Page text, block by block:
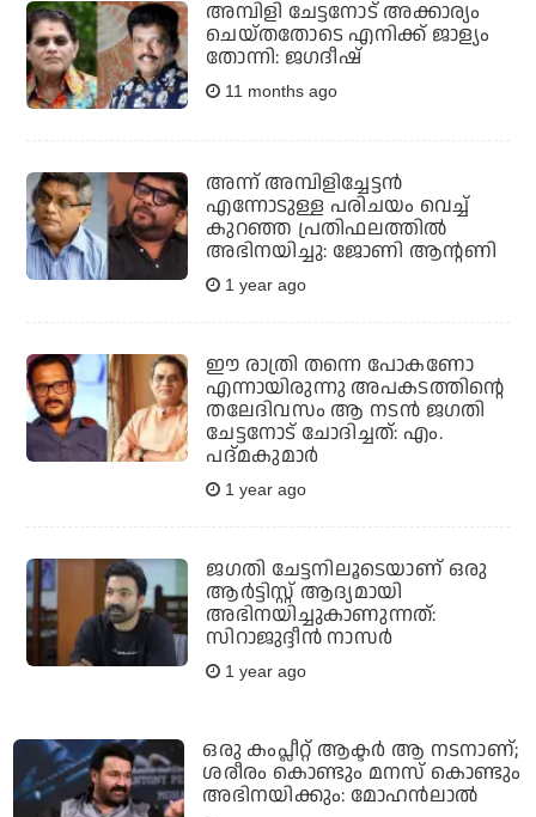
അമ്പിളി ചേട്ടനോട് അക്കാര്യം
ചെയ്തതോടെ എനിക്ക് ജാള്യം
തോന്നി: ജഗദീഷ്
11 months ago
അന്ന് അമ്പിളിച്ചേട്ടന്‍
എന്നോടുള്ള പരിചയം വെച്ച്
കുറഞ്ഞ പ്രതിഫലത്തില്‍
അഭിനയിച്ചു: ജോണി ആന്റണി
1 year ago
ഈ രാത്രി തന്നെ പോകണോ
എന്നായിരുന്നു അപകടത്തിന്റെ
തലേദിവസം ആ നടന്‍ ജഗതി
ചേട്ടനോട് ചോദിച്ചത്: എം.
പദ്മകുമാര്‍
1 year ago
ജഗതി ചേട്ടനിലൂടെയാണ് ഒരു
ആർട്ടിസ്റ്റ് ആദ്യമായി
അഭിനയിച്ചുകാണുന്നത്:
സിറാജുദ്ദീൻ നാസർ
1 year ago
ഒരു കംപ്ലീറ്റ് ആക്ടര്‍ ആ നടനാണ്;
ശരീരം കൊണ്ടും മനസ് കൊണ്ടും
അഭിനയിക്കും: മോഹൻലാൽ